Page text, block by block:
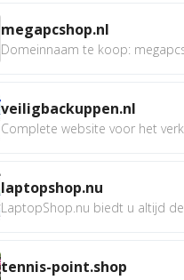
megapcshop.nl
veiligbackuppen.nl
Complete website voor het
laptopshop.nu
LaptopShop.nu biedt u altijd de
tennis-point.shop